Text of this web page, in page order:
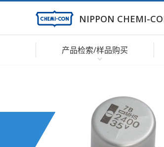
NIPPON CHEMI-
产品检索/样品购买